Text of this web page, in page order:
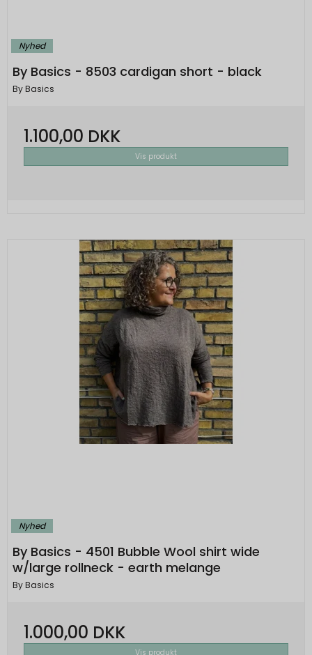
Nyhed
By Basics - 8503 cardigan short - black
By Basics
1.100,00 DKK
Vis produkt
Nyhed
By Basics - 4501 Bubble Wool shirt wide
w/large rollneck - earth melange
By Basics
1.000,00 DKK
Vis produkt